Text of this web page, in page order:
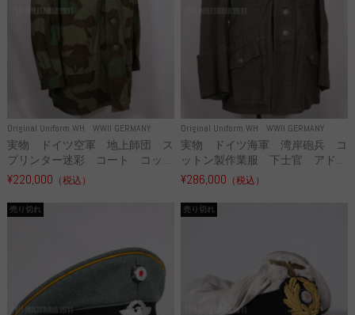
Original Uniform WH WWII GERMANY
実物 ドイツ空軍 地上師団 ス
プリンター迷彩 コート コッ...
¥220,000 （税込）
Original Uniform WH WWII GERMANY
実物 ドイツ海軍 湾岸砲兵 コ
ットン製作業服 下士官 アド...
¥286,000 （税込）
売り切れ 売り切れ